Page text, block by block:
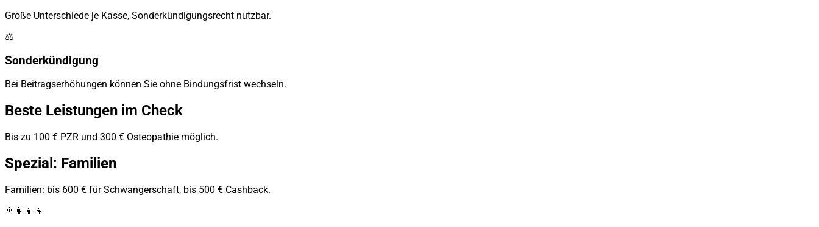
Große Unterschiede je Kasse, Sonderkündigungsrecht nutzbar.
⚖️
Sonderkündigung
Bei Beitragserhöhungen können Sie ohne Bindungsfrist wechseln.
Beste Leistungen im Check
Bis zu 100 € PZR und 300 € Osteopathie möglich.
Spezial: Familien
Familien: bis 600 € für Schwangerschaft, bis 500 € Cashback.
👨‍👩‍👧‍👦